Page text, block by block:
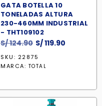
GATA BOTELLA 10
TONELADAS ALTURA
230-460MM INDUSTRIAL
- THT109102
S/124.90 El
precio
original
S/119.90
SKU: 22875
MARCA: TOTAL